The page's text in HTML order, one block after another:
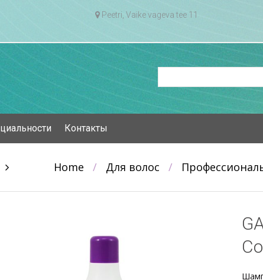
Peetri, Vaike vageva tee 11
Контакты
Home / Для волос /